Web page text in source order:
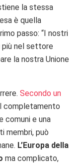
la stessa
è quella
passo: “I nostri
nel settore
la nostra Unione
Secondo un
completamento
comuni e una
membri, può
L’Europa della
ma complicato,